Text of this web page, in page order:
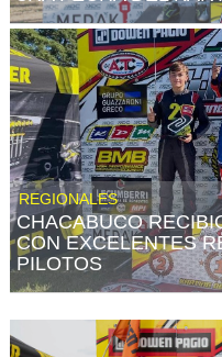
REGIONALES
CHACABUCO
CON EXCELENTES
PILOTOS